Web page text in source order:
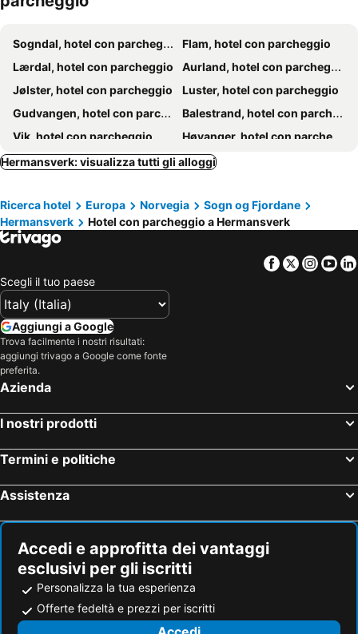
Sogndal, hotel con parcheggio
Flam, hotel con parcheggio
Lærdal, hotel con parcheggio
Aurland, hotel con parcheggio
Jølster, hotel con parcheggio
Luster, hotel con parcheggio
Gudvangen, hotel con parcheggio
Balestrand, hotel con parcheggio
Vik, hotel con parcheggio
Høyanger, hotel con parcheggio
Vossestrand, hotel con parcheggio
Ardalstangen, hotel con parcheggio
Stalheim, hotel con parcheggio
Hermansverk: visualizza tutti gli alloggi
Ricerca hotel Europa Norvegia
Sogn og Fjordane
Hermansverk
Hotel con parcheggio a Hermansverk
Facebook
Twitter
Scegli il tuo paese
Aggiungi a Google
Trova facilmente i nostri risultati:
aggiungi trivago a Google come fonte
preferita.
Azienda
I nostri prodotti
Termini e politiche
Assistenza
Accedi e approfitta dei vantaggi
esclusivi per gli iscritti
Personalizza la tua esperienza
Offerte fedeltà e prezzi per iscritti